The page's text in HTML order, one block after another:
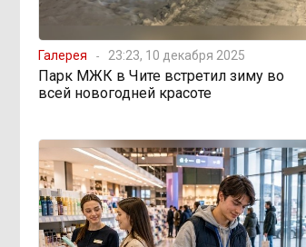
12:33, 5 августа
Путин подписал закон,
вдвое расширяющий основания для
выдворения мигрантов
12:32, 5 августа Читинская
отремонтировать кабинет за 6,8
миллиона: что скрывает смета?
11:47, 5 августа «Нефтемаркет»
отвечает: региональные власти
неточно изложили ситуацию с
Галерея 23:23, 10 декабря 2025
Парк МЖК в Чите встретил зиму во
всей новогодней красоте